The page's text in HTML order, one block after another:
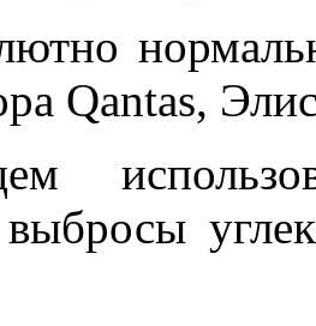
Qantas,
выбросы